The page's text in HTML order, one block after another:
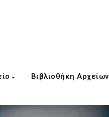
Βιβλιοθήκη Αρχείων